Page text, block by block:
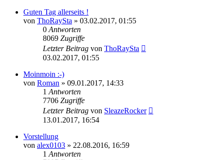
Guten Tag allerseits !
von ThoRaySta » 03.02.2017, 01:55
0 Antworten
8069 Zugriffe
Letzter Beitrag von ThoRaySta
03.02.2017, 01:55
Moinmoin :-)
von Roman » 09.01.2017, 14:33
1 Antworten
7706 Zugriffe
Letzter Beitrag von SleazeRocker
13.01.2017, 16:54
Vorstellung
von alex0103 » 22.08.2016, 16:59
1 Antworten